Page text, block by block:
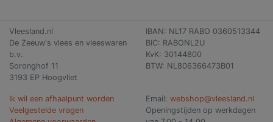
Vleesland.nl
De Zeeuw's vlees en vleeswaren
b.v.
Soronghof 11
3193 EP Hoogvliet
IBAN: NL17 RABO 0360513344
BIC: RABONL2U
KvK: 30144800
BTW: NL806366473B01
Ik wil een afhaalpunt worden
Veelgestelde vragen
Email: webshop@vleesland.nl
Openingstijden op werkdagen